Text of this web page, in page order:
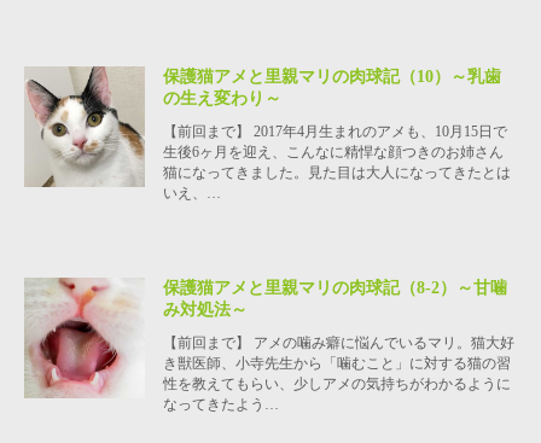
保護猫アメと里親マリの肉球記（10）～乳歯
の生え変わり～
【前回まで】 2017年4月生まれのアメも、10月15日で
生後6ヶ月を迎え、こんなに精悍な顔つきのお姉さん
猫になってきました。見た目は大人になってきたとは
いえ、…
保護猫アメと里親マリの肉球記（8-2）～甘噛
み対処法～
【前回まで】 アメの噛み癖に悩んでいるマリ。猫大好
き獣医師、小寺先生から「噛むこと」に対する猫の習
性を教えてもらい、少しアメの気持ちがわかるように
なってきたよう…